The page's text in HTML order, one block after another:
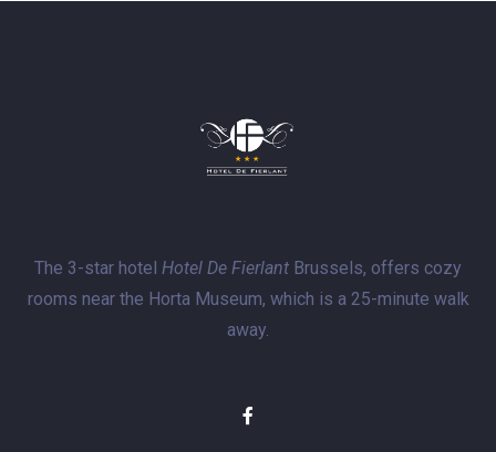
The 3-star hotel Hotel De Fierlant Brussels, offers cozy
rooms near the Horta Museum, which is a 25-minute walk
away.